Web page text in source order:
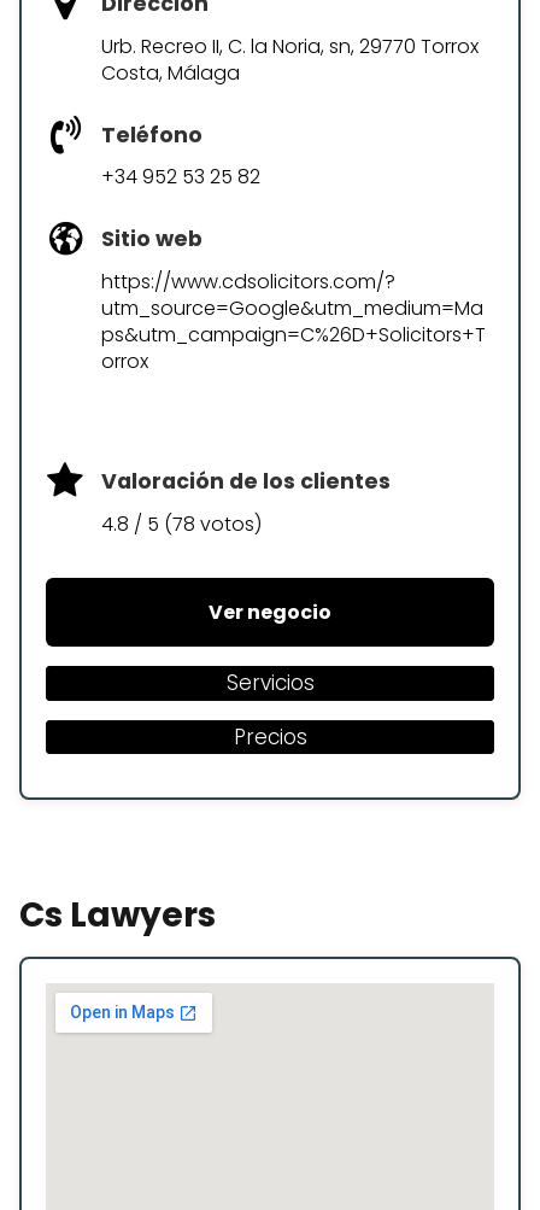
Urb. Recreo II, C. la Noria, sn, 29770 Torrox
Costa, Málaga
Teléfono
+34 952 53 25 82
Sitio web
https://www.cdsolicitors.com/?
utm_source=Google&utm_medium=Ma
ps&utm_campaign=C%26D+Solicitors+T
orrox
Valoración de los clientes
4.8 / 5 (78 votos)
Ver negocio
Servicios
Precios
Cs Lawyers